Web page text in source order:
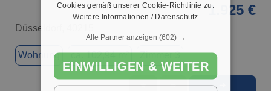
1.925 €
Düsseldorf, 40215
Wohnung ca. 102,94 m² Zimmer 3
★ ➦
Cookies gemäß unserer Cookie-Richtlinie zu.
Weitere Informationen / Datenschutz
Alle Partner anzeigen (602) →
EINWILLIGEN & WEITER